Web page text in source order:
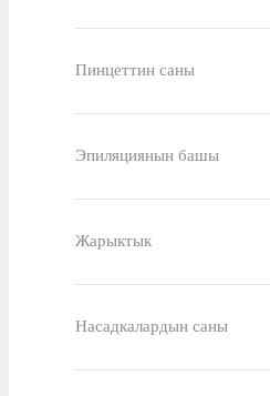
Пинцеттин саны
Эпиляциянын башы
Жарыктык
Насадкалардын саны